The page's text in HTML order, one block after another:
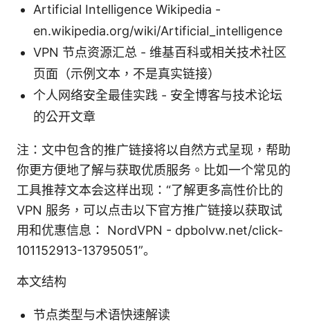
Artificial Intelligence Wikipedia -
en.wikipedia.org/wiki/Artificial_intelligence
VPN 节点资源汇总 - 维基百科或相关技术社区
页面（示例文本，不是真实链接）
个人网络安全最佳实践 - 安全博客与技术论坛
的公开文章
注：文中包含的推广链接将以自然方式呈现，帮助
你更方便地了解与获取优质服务。比如一个常见的
工具推荐文本会这样出现：“了解更多高性价比的
VPN 服务，可以点击以下官方推广链接以获取试
用和优惠信息： NordVPN - dpbolvw.net/click-
101152913-13795051”。
本文结构
节点类型与术语快速解读